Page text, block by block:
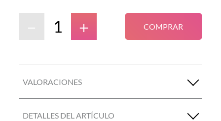
＋
－ COMPRAR
VALORACIONES
DETALLES DEL ARTÍCULO